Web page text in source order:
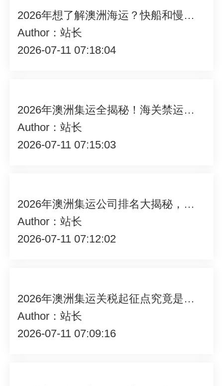
2026年想了解澳洲海运？快船和慢船究竟有啥区别，一文揭秘！
Author：站长
2026-07-11 07:18:04
2026年澳洲集运全揭秘！海关禁运品清单大曝光，速来围观！
Author：站长
2026-07-11 07:15:03
2026年澳洲集运公司排名大揭秘，谁能在激烈竞争中脱颖而出？
Author：站长
2026-07-11 07:12:02
2026年澳洲集运关税起征点究竟是多少？一文带你了解清楚
Author：站长
2026-07-11 07:09:16